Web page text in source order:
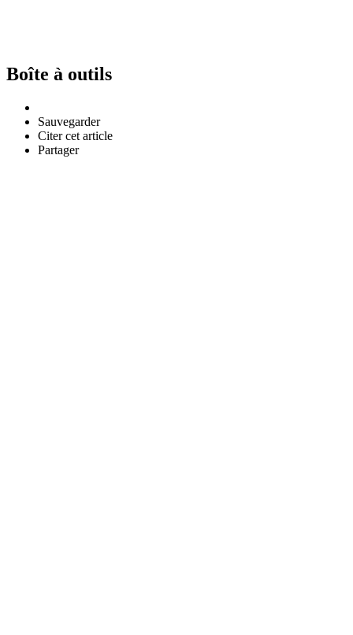
Boîte à outils
Sauvegarder
Citer cet article
Partager